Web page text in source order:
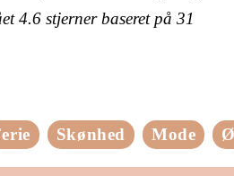
4.6 stjerner baseret på 31
Skønhed Mode